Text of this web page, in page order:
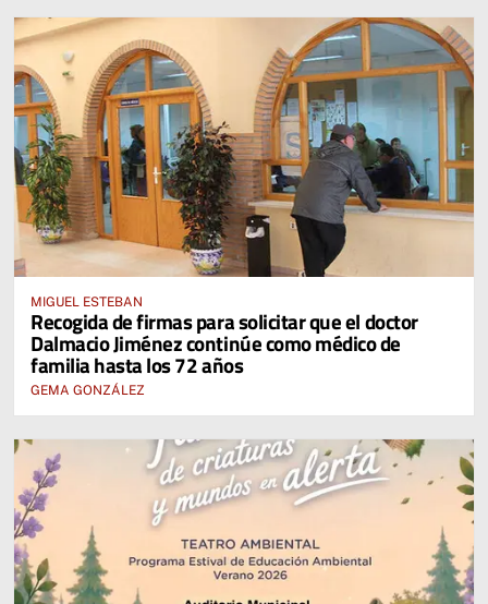
MIGUEL ESTEBAN
Recogida de firmas para solicitar que el doctor
Dalmacio Jiménez continúe como médico de
familia hasta los 72 años
GEMA GONZÁLEZ